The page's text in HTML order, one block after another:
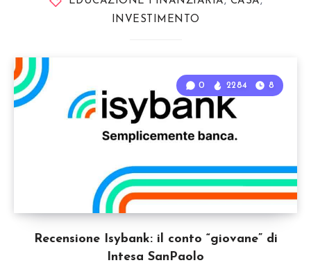
INVESTIMENTO
Recensione Isybank: il conto “giovane” di
Intesa SanPaolo
0 2284 8